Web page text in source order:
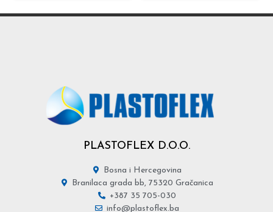
PLASTOFLEX D.O.O.
Bosna i Hercegovina
Branilaca grada bb, 75320 Gračanica
+387 35 705-030
info@plastoflex.ba